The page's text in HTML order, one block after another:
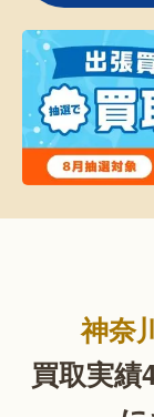
神奈
買取実績